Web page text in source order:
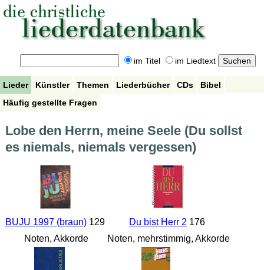
im Titel im Liedtext
Lieder Künstler Themen Liederbücher CDs
Bibel
Häufig gestellte Fragen
Lobe den Herrn, meine Seele (Du sollst
es niemals, niemals vergessen)
BUJU 1997 (braun)129
Noten, Akkorde
Du bist Herr 2 176
Noten, mehrstimmig, Akkorde